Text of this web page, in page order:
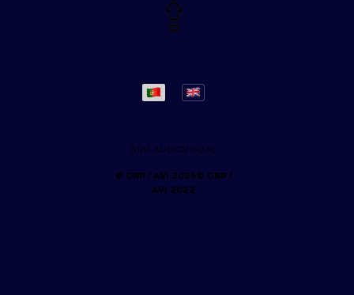
GRP AUDIOVISUAL
© GRP /
AVI 2022